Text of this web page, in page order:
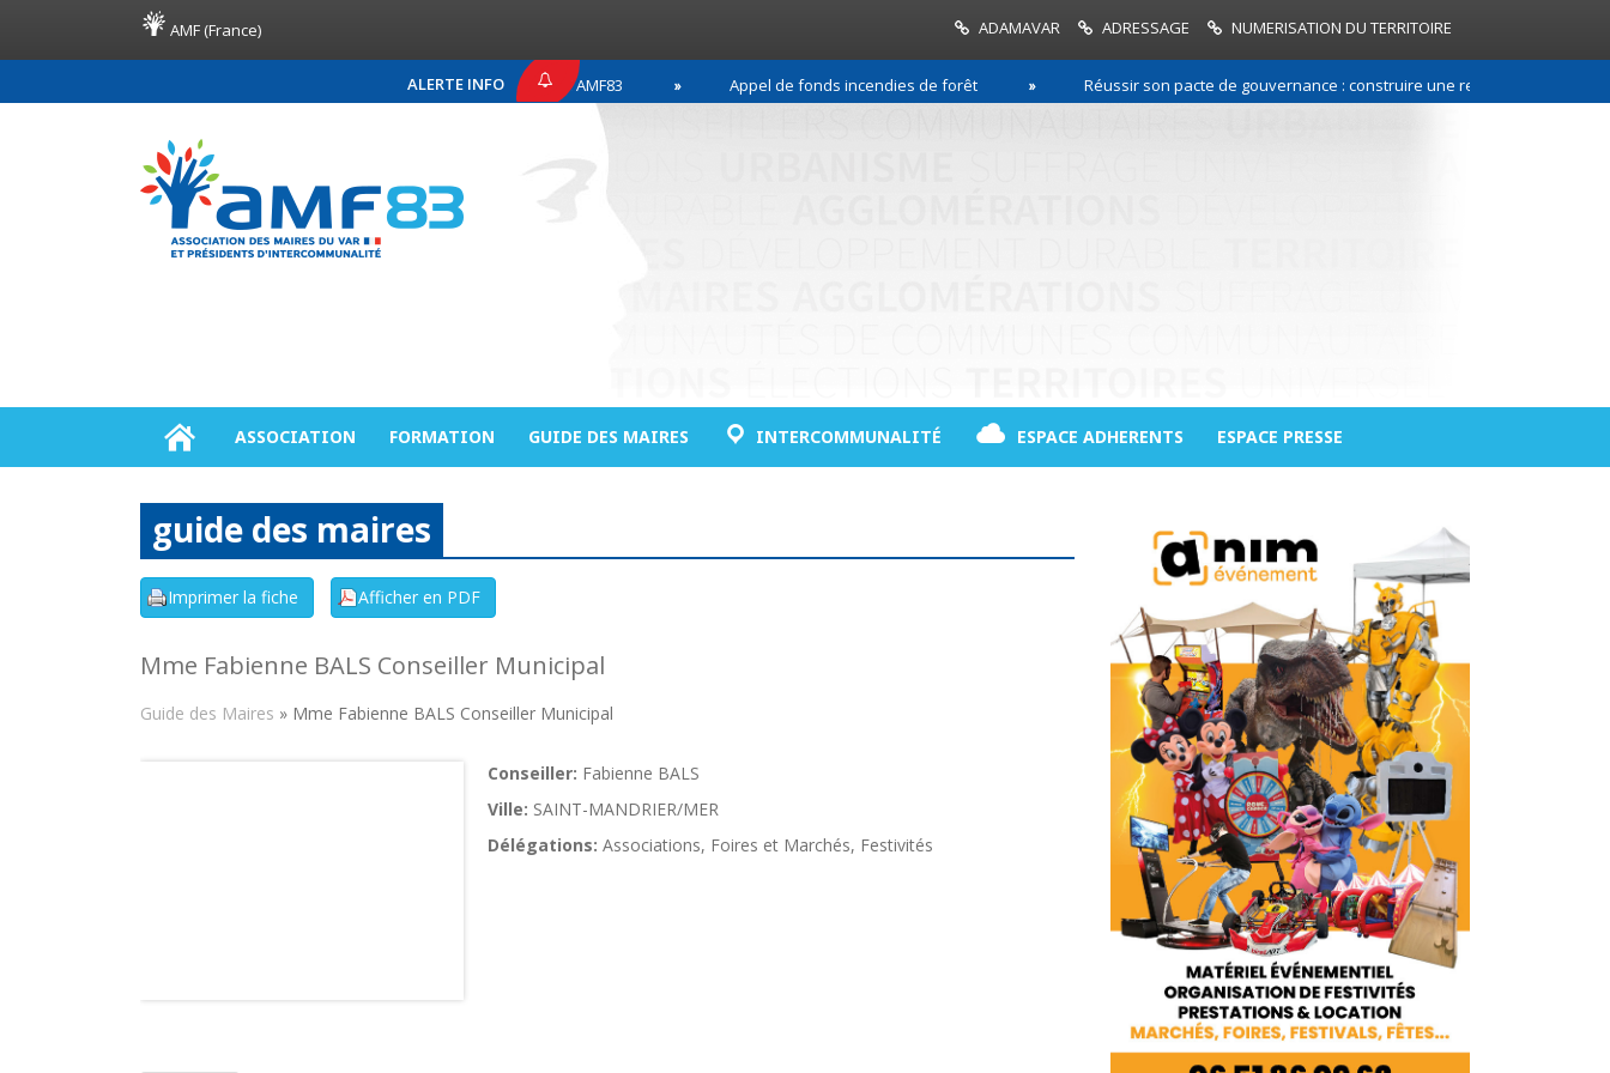
AMF (France) ADAMAVAR ADRESSAGE NUMERISATION DU TERRITOIRE
ALERTE INFO
COMMUNIQUÉ DE PRESSE AMF83 Appel de fonds incendies de forêt Réussir son pacte de gouvernance : construire une relation de confiance entre
ASSOCIATION FORMATION GUIDE DES MAIRES INTERCOMMUNALITÉ ESPACE ADHERENTS ESPACE PRESSE
guide des maires
Mme Fabienne BALS Conseiller Municipal
Guide des Maires » Mme Fabienne BALS Conseiller Municipal
Conseiller: Fabienne BALS
Ville: SAINT-MANDRIER/MER
Délégations: Associations, Foires et Marchés, Festivités